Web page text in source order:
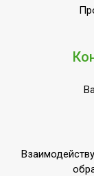
Пульт
Макс.
Материал
Защита от
Область